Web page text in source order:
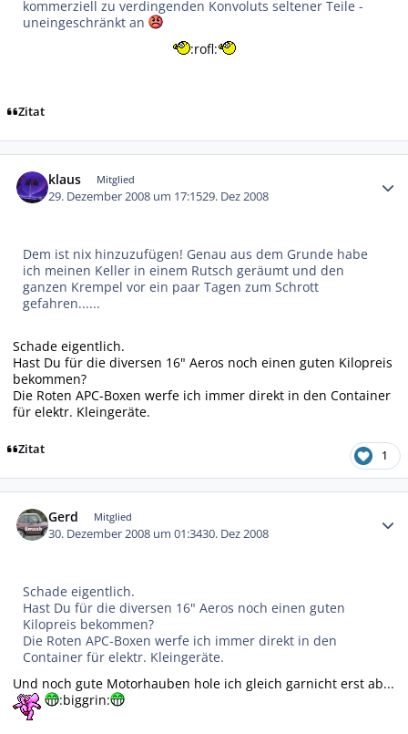
kommerziell zu verdingenden Konvoluts seltener Teile -
uneingeschränkt an
:rofl:
Zitat
klaus Mitglied
29. Dezember 2008 um 17:1529. Dez 2008
Dem ist nix hinzuzufügen! Genau aus dem Grunde habe
ich meinen Keller in einem Rutsch geräumt und den
ganzen Krempel vor ein paar Tagen zum Schrott
gefahren......
Schade eigentlich.
Hast Du für die diversen 16" Aeros noch einen guten Kilopreis
bekommen?
Die Roten APC-Boxen werfe ich immer direkt in den Container
für elektr. Kleingeräte.
Zitat 1
Gerd Mitglied
30. Dezember 2008 um 01:3430. Dez 2008
Schade eigentlich.
Hast Du für die diversen 16" Aeros noch einen guten
Kilopreis bekommen?
Die Roten APC-Boxen werfe ich immer direkt in den
Container für elektr. Kleingeräte.
Und noch gute Motorhauben hole ich gleich garnicht erst ab...
:biggrin: